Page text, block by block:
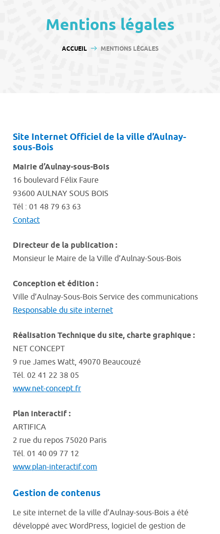
Mentions légales
VOUS ÊTES ICI :
ACCUEIL MENTIONS LÉGALES
Site Internet Officiel de la ville d’Aulnay-
sous-Bois
Mairie d’Aulnay-sous-Bois
16 boulevard Félix Faure
93600 AULNAY SOUS BOIS
Tél : 01 48 79 63 63
Contact
Directeur de la publication :
Monsieur le Maire de la Ville d’Aulnay-Sous-Bois
Conception et édition :
Ville d’Aulnay-Sous-Bois Service des communications
Responsable du site internet
Réalisation Technique du site, charte graphique :
NET CONCEPT
9 rue James Watt, 49070 Beaucouzé
Tél. 02 41 22 38 05
www.net-concept.fr
Plan interactif :
ARTIFICA
2 rue du repos 75020 Paris
Tél. 01 40 09 77 12
www.plan-interactif.com
Gestion de contenus
Le site internet de la ville d’Aulnay-sous-Bois a été
développé avec WordPress, logiciel de gestion de